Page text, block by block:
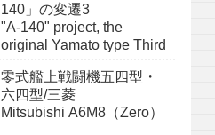
140」の変遷3
"A-140" project, the
original Yamato type Third
零式艦上戦闘機五四型・
六四型/三菱
Mitsubishi A6M8（Zero）